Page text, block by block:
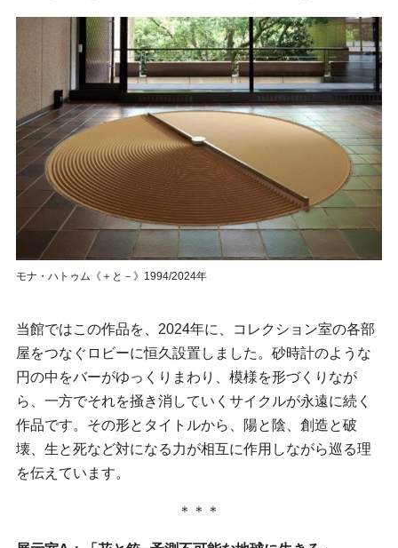
モナ・ハトゥム《＋と－》1994/2024年
当館ではこの作品を、2024年に、コレクション室の各部
屋をつなぐロビーに恒久設置しました。砂時計のような
円の中をバーがゆっくりまわり、模様を形づくりなが
ら、一方でそれを掻き消していくサイクルが永遠に続く
作品です。その形とタイトルから、陽と陰、創造と破
壊、生と死など対になる力が相互に作用しながら巡る理
を伝えています。
＊＊＊